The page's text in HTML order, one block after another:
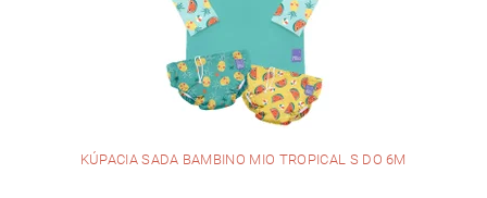
KÚPACIA SADA BAMBINO MIO TROPICAL S DO 6M